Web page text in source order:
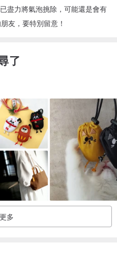
盡力將氣泡挑除，可能還是會有
友，要特別留意！
了
多